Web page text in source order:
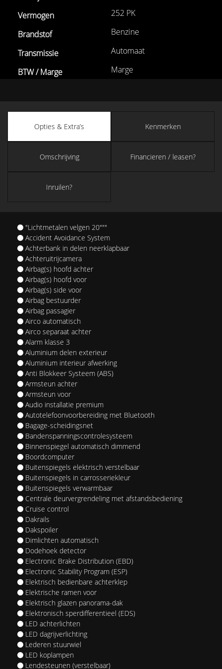
252 PK
Benzine
Automaat
Marge
Opties & Extra’s Kenmerken
Omschrijving Financieren / leasen?
Inruilen?
"Lichtmetalen velgen 20"""
Accident Avoidance System
Achterbank in delen neerklapbaar
Achteruitrijcamera
Airbag(s) hoofd achter
Airbag(s) hoofd voor
Airbag(s) side voor
Airbag bestuurder
Airbag passagier
Airco automatisch
Airco separaat achter
Alarm klasse 3
Aluminium delen exterieur
Aluminium interieur afwerking
Anti Blokkeer Systeem (ABS)
Armsteun achter
Armsteun voor
Audio installatie premium
Autotelefoonvoorbereiding met Bluetooth
Bagage-scheidingsnet
Bandenspanningscontrolesysteem
Binnenspiegel automatisch dimmend
Boordcomputer
Buitenspiegels elektrisch verstelbaar
Buitenspiegels in carrosseriekleur
Buitenspiegels verwarmbaar
Centrale deurvergrendeling met afstandsbediening
Cruise control
Dakrails
Dakspoiler
Dimlichten automatisch
Dodehoek detector
Electronic Brake Distribution (EBD)
Electronic Stability Program (ESP)
Elektrisch bedienbare achterklep
Elektrische ramen voor
Elektrisch glazen panorama-dak
Elektronisch sperdifferentieel (EDS)
LED achterlichten
LED dagrijverlichting
Lederen stuurwiel
LED koplampen
Lendesteunen (verstelbaar)